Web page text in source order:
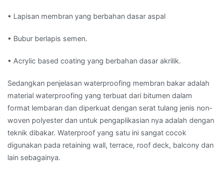
• Lapisan membran yang berbahan dasar aspal
• Bubur berlapis semen.
• Acrylic based coating yang berbahan dasar akrilik.
Sedangkan penjelasan waterproofing membran bakar adalah
material waterproofing yang terbuat dari bitumen dalam
format lembaran dan diperkuat dengan serat tulang jenis non-
woven polyester dan untuk pengaplikasian nya adalah dengan
teknik dibakar. Waterproof yang satu ini sangat cocok
digunakan pada retaining wall, terrace, roof deck, balcony dan
lain sebagainya.